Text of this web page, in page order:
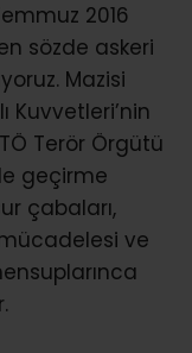
2016
sözde askeri
Mazisi
Kuvvetleri’nin
Terör Örgütü
geçirme
çabaları,
ve